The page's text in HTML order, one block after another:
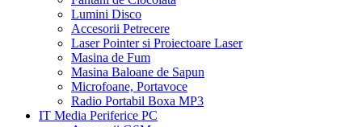
Lumini Disco
Accesorii Petrecere
Laser Pointer si Proiectoare Laser
Masina de Fum
Masina Baloane de Sapun
Microfoane, Portavoce
Radio Portabil Boxa MP3
IT Media Periferice PC